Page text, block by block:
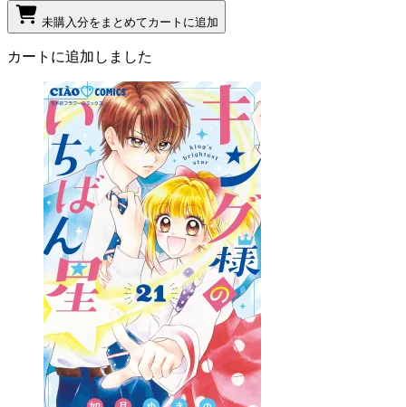
未購入分をまとめてカートに追加
カートに追加しました